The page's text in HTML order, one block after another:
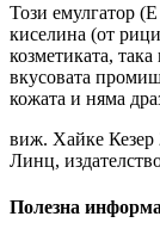
Този емулгатор
киселина (от
козметиката,
вкусовата
кожата и няма
виж. Хайке Кезер
Линц,
Полезна